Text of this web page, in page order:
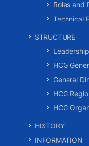
Roles and
Technical
STRUCTURE
Leadership
HCG
General
HCG
HCG
HISTORY
INFORMATION